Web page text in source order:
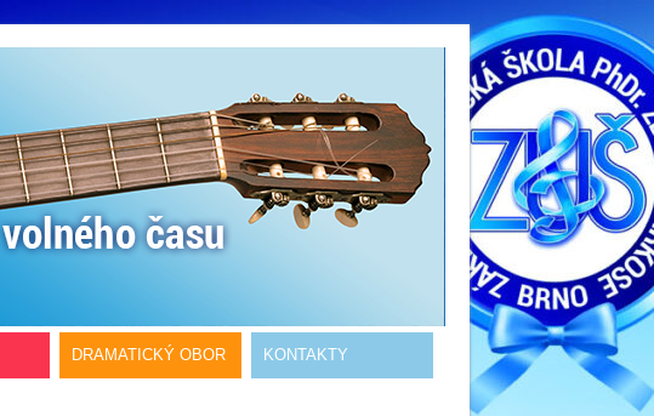
DRAMATICKÝ OBOR KONTAKTY